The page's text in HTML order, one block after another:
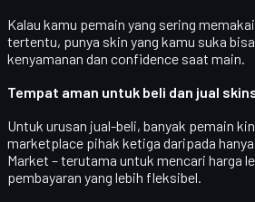
Kalau kamu pemain yang sering
tertentu, punya skin yang kamu suka
kenyamanan dan confidence saat main.
Tempat aman untuk beli dan jual
Untuk urusan jual-beli, banyak pemain
marketplace pihak ketiga daripada
Market – terutama untuk mencari harga
pembayaran yang lebih fleksibel.